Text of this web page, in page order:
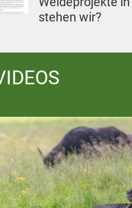
stehen wir?